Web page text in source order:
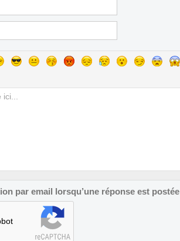
par email lorsqu’une réponse est postée